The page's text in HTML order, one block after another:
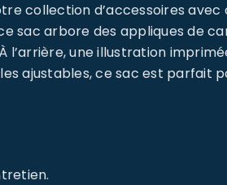
collection d’accessoires avec
sac arbore des appliques de
l’arrière, une illustration
ajustables, ce sac est parfait